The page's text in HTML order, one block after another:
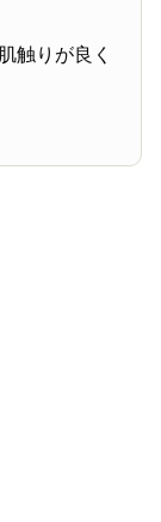
触りが良く